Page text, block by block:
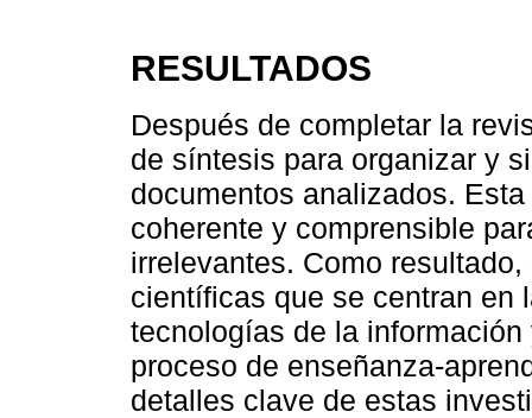
RESULTADOS
Después de completar la
de síntesis para organizar y
documentos analizados.
coherente y comprensible
irrelevantes. Como
científicas que se centran en
tecnologías de la
proceso de enseñanza-
detalles clave de estas